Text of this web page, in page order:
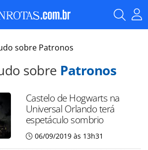
sobre Patronos
sobre Patronos
Castelo de Hogwarts na
Universal Orlando terá
espetáculo sombrio
06/09/2019 às 13h31